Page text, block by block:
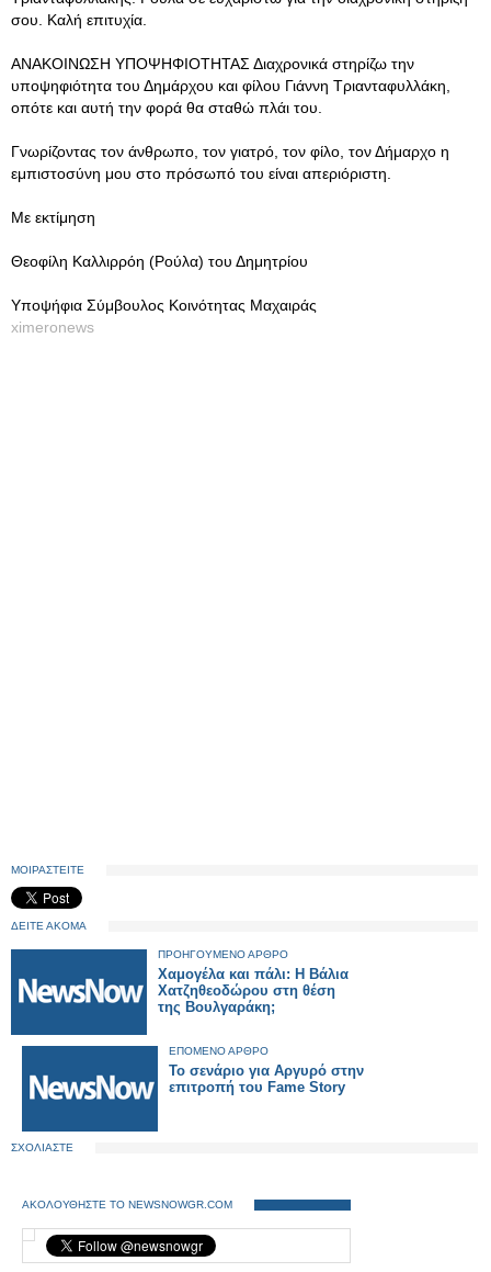
σου. Καλή επιτυχία.
ΑΝΑΚΟΙΝΩΣΗ ΥΠΟΨΗΦΙΟΤΗΤΑΣ Διαχρονικά στηρίζω την
υποψηφιότητα του Δημάρχου και φίλου Γιάννη Τριανταφυλλάκη,
οπότε και αυτή την φορά θα σταθώ πλάι του.
Γνωρίζοντας τον άνθρωπο, τον γιατρό, τον φίλο, τον Δήμαρχο η
εμπιστοσύνη μου στο πρόσωπό του είναι απεριόριστη.
Με εκτίμηση
Θεοφίλη Καλλιρρόη (Ρούλα) του Δημητρίου
Υποψήφια Σύμβουλος Κοινότητας Μαχαιράς
ximeronews
ΜΟΙΡΑΣΤΕΙΤΕ
ΔΕΙΤΕ ΑΚΟΜΑ
ΠΡΟΗΓΟΥΜΕΝΟ ΑΡΘΡΟ
Χαμογέλα και πάλι: H Βάλια
Χατζηθεοδώρου στη θέση
της Βουλγαράκη;
ΕΠΟΜΕΝΟ ΑΡΘΡΟ
Το σενάριο για Αργυρό στην
επιτροπή του Fame Story
ΣΧΟΛΙΑΣΤΕ
ΑΚΟΛΟΥΘΗΣΤΕ ΤΟ NEWSNOWGR.COM